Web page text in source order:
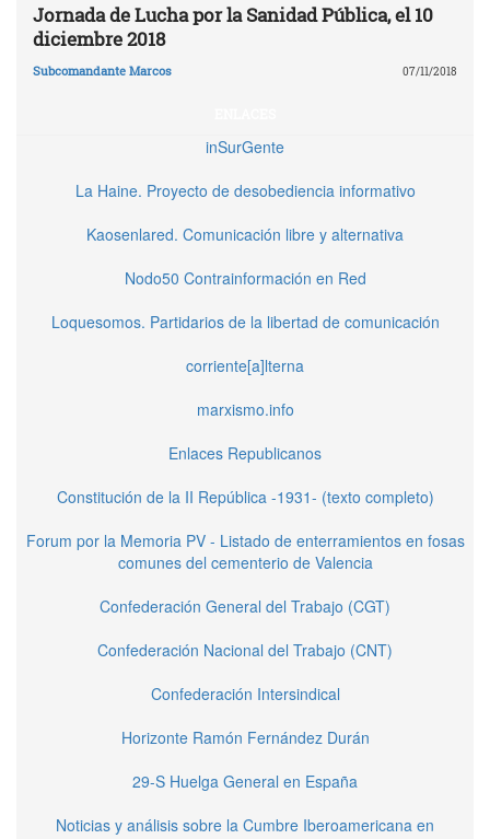
Jornada de Lucha por la Sanidad Pública, el 10
diciembre 2018
Subcomandante Marcos 07/11/2018
inSurGente
La Haine. Proyecto de desobediencia informativo
Kaosenlared. Comunicación libre y alternativa
Nodo50 Contrainformación en Red
Loquesomos. Partidarios de la libertad de comunicación
corriente[a]lterna
marxismo.info
Enlaces Republicanos
Constitución de la II República -1931- (texto completo)
Forum por la Memoria PV - Listado de enterramientos en fosas
comunes del cementerio de Valencia
Confederación General del Trabajo (CGT)
Confederación Nacional del Trabajo (CNT)
Confederación Intersindical
Horizonte Ramón Fernández Durán
29-S Huelga General en España
Noticias y análisis sobre la Cumbre Iberoamericana en